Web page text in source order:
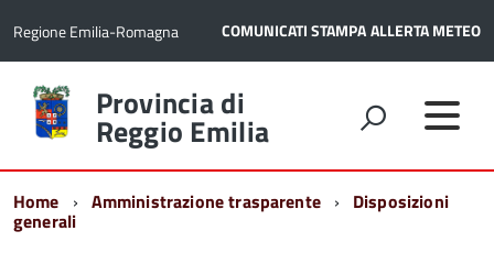
Regione Emilia-Romagna COMUNICATI STAMPAALLERTA METEO
Torna
alla
home
Provincia di
Reggio Emilia
Home Amministrazione trasparente Disposizioni
generali